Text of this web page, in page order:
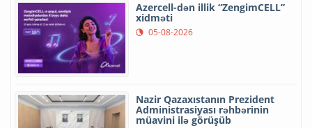
Azercell-dən illik “ZengimCELL”
xidməti
05-08-2026
Nazir Qazaxıstanın Prezident
Administrasiyası rəhbərinin
müavini ilə görüşüb